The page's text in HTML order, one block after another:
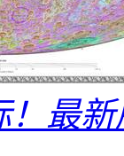
！最